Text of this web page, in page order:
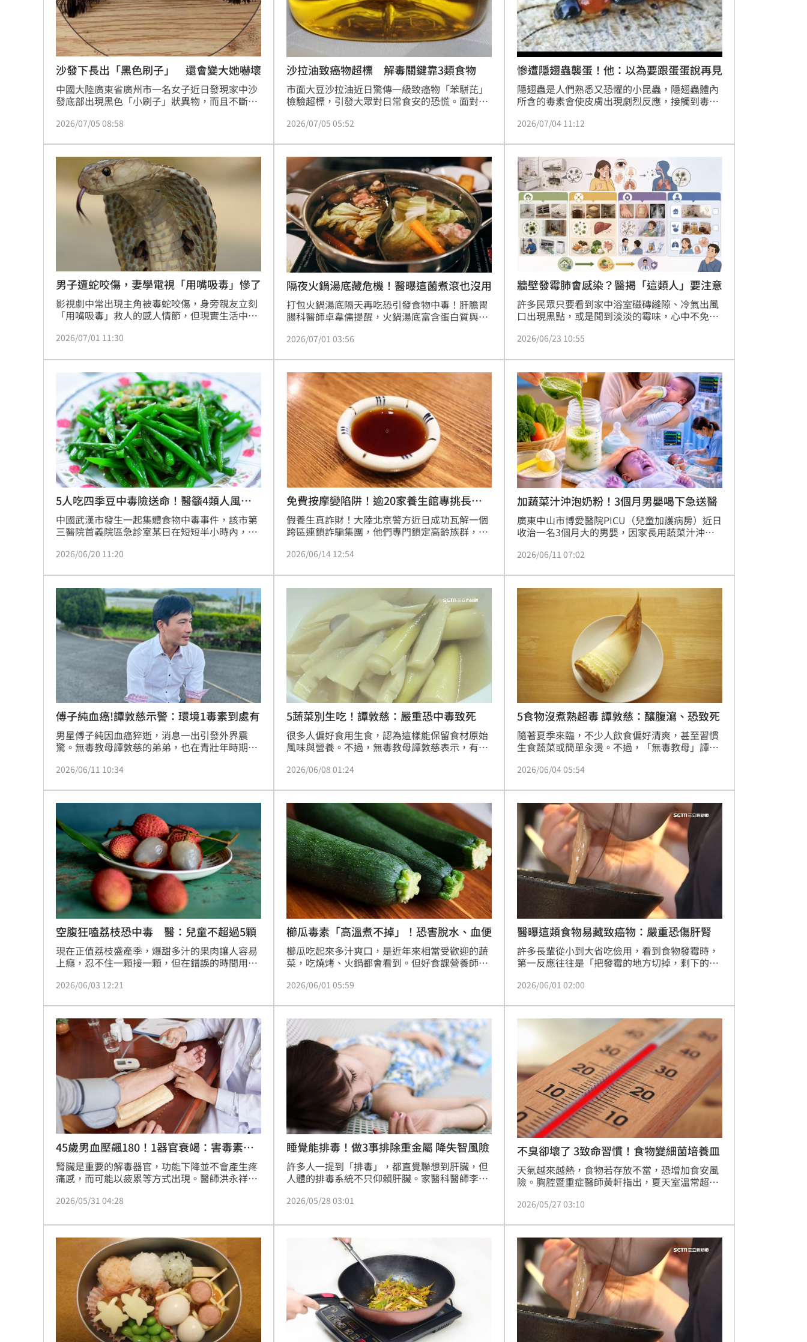
沙發下長出「黑色刷子」 還會變大她嚇壞
中國大陸廣東省廣州市一名女子近日發現家中沙
發底部出現黑色「小刷子」狀異物，而且不斷變
成熟後會噴射孢子，推測沙發內部可能已遭菌體
輩愛用紅木沙發」，認為傳統木質家具較能防潮
防菌。
2026/07/05 08:58
沙拉油致癌物超標 解毒關鍵靠3類食物
市面大豆沙拉油近日驚傳一級致癌物「苯駢芘」
檢驗超標，引發大眾對日常食安的恐慌。面對致
駢芘時，若能在毒素進入細胞核前的關鍵短時間
害物質，達到防禦效果。
2026/07/05 05:52
慘遭隱翅蟲襲蛋！他：以為要跟蛋蛋說再見
隱翅蟲是人們熟悉又恐懼的小昆蟲，隱翅蟲體內
所含的毒素會使皮膚出現劇烈反應，接觸到毒素
瘍。雲林有一名男子近日就經歷了隱私部位慘遭
2026/07/04 11:12
男子遭蛇咬傷，妻學電視「用嘴吸毒」慘了
影視劇中常出現主角被毒蛇咬傷，身旁親友立刻
「用嘴吸毒」救人的感人情節，但現實生活中千
命意外，一名老農在田間耕作時意外遭到致命毒
想到電視情節企圖吸出毒液。這場美麗的誤會，
最後演變成**雲南男子被眼鏡蛇咬傷 妻學電視用
嘴吮毒也送醫**的集體中毒驚魂記，差點讓恩愛
夫妻雙雙送命。（記者唐家興）
2026/07/01 11:30
隔夜火鍋湯底藏危機！醫曝這菌煮滾也沒用
打包火鍋湯底隔天再吃恐引發食物中毒！肝膽胃
腸科醫師卓韋儒提醒，火鍋湯底富含蛋白質與澱
毒素極耐高溫，即便加熱至100度超過2小時也難
保存湯底應把握三大原則：烹煮後2小時內冷
藏、使用淺盒分裝降溫、避免反覆加熱並於2天
內食用完畢。尤其是幼童與長者等高風險族群更
應謹慎，切勿因省錢而賠上全家人的健康。
2026/07/01 03:56
牆壁發霉肺會感染？醫揭「這類人」要注意
許多民眾只要看到家中浴室磁磚縫隙、冷氣出風
口出現黑點，或是聞到淡淡的霉味，心中不免一
也被黴菌感染了」的焦慮。對此，瀚仕整合功能
除非是化療中、器官移植後等免疫力極度低下的
族群，否則環境中的黴菌要演變成嚴重的「侵襲
性感染」並非常見。
2026/06/23 10:55
5人吃四季豆中毒險送命！醫籲4類人風險
高
中國武漢市發生一起集體食物中毒事件，該市第
三醫院首義院區急診室某日在短短半小時內，接
心、頻繁嘔吐及劇烈腹絞痛等不適。醫師詢問，
師提醒，長輩、幼童、孕婦及腸胃較弱者的耐受
度低，都要特別注意這類未煮熟的食物。
2026/06/20 11:20
免費按摩變陷阱！逾20家養生館專挑長者
騙
假養生真詐財！大陸北京警方近日成功瓦解一個
跨區連鎖詐騙集團，他們專門鎖定高齡族群，該
「免費按摩」加上「溫情攻勢」為誘餌，騙逾百
李姓婦人，短短不到2年內被騙走人民幣70多萬
元（約新台幣310多萬元）的積蓄，甚至在店員
慫恿下典當隨身金手鐲換現。北京警方逮捕主嫌
姜某及其他30多名犯罪嫌疑人，初估受害者超過
百人，總涉案金額
2026/06/14 12:54
加蔬菜汁沖泡奶粉！3個月男嬰喝下急送醫
廣東中山市博愛醫院PICU（兒童加護病房）近日
收治一名3個月大的男嬰，因家長用蔬菜汁沖泡
診為亞硝酸鹽中毒，所幸經2天治療後，已順利
2026/06/11 07:02
傅子純血癌!譚敦慈示警：環境1毒素到處有
男星傅子純因血癌猝逝，消息一出引發外界震
驚。無毒教母譚敦慈的弟弟，也在青壯年時期確
貧血問題，檢查後1個月就發現得了血癌，雖然
漆時，吸入環境毒物所致。
2026/06/11 10:34
5蔬菜別生吃！譚敦慈：嚴重恐中毒致死
很多人偏好食用生食，認為這樣能保留食材原始
風味與營養。不過，無毒教母譚敦慈表示，有
薯、竹筍、四季豆及金針花，這些食物中含有天
嚴重可能還會危及性命。
2026/06/08 01:24
5食物沒煮熟超毒 譚敦慈：釀腹瀉、恐致死
隨著夏季來臨，不少人飲食偏好清爽，甚至習慣
生食蔬菜或簡單汆燙。不過，「無毒教母」譚敦
天然植物毒素，嚴重時甚至會引發中毒反應，包
都不可輕忽。
2026/06/04 05:54
空腹狂嗑荔枝恐中毒 醫：兒童不超過5顆
現在正值荔枝盛產季，爆甜多汁的果肉讓人容易
上癮，忍不住一顆接一顆，但在錯誤的時間用錯
專科醫師鄭堪弘警告，若在空腹時、大量狂吃荔
中毒，導致「急性低血糖症」，尤其好發於兒
童，嚴重時甚至可能引發腦病變、危及性命。
2026/06/03 12:21
櫛瓜毒素「高溫煮不掉」！恐害脫水、血便
櫛瓜吃起來多汁爽口，是近年來相當受歡迎的蔬
菜，吃燒烤、火鍋都會看到。但好食課營養師團
溫烹煮毒性也不會消失，吃起來會苦苦的，不慎
狀。
2026/06/01 05:59
醫曝這類食物易藏致癌物：嚴重恐傷肝腎
許多長輩從小到大省吃儉用，看到食物發霉時，
第一反應往往是「把發霉的地方切掉，剩下的應
醒，黴菌毒素可能早已滲入食物內部，即使外觀
堅果等食物，更容易產生黃麴毒素B1，恐對健康
造成危害。
2026/06/01 02:00
45歲男血壓飆180！1器官衰竭：害毒素累
積
腎臟是重要的解毒器官，功能下降並不會產生疼
痛感，而可能以疲累等方式出現。醫師洪永祥表
壓，但未規律服藥，後來晚上睡覺嚴重胸悶、白
已成高血壓腎病變，腎功能只剩25分！上夜間症
狀都是因腎功能已被高血壓摧毀，導致毒素無法
排除的嚴重腎衰竭警報。
2026/05/31 04:28
睡覺能排毒！做3事排除重金屬 降失智風險
許多人一提到「排毒」，都直覺聯想到肝臟，但
人體的排毒系統不只仰賴肝臟。家醫科醫師李思
過睡眠、流汗、排便，也都是排毒管道，例如睡
險；或經常待在空調辦公室，幾乎不流汗的生活
方式，減少重金屬排出機會。
2026/05/28 03:01
不臭卻壞了 3致命習慣！食物變細菌培養皿
天氣越來越熱，食物若存放不當，恐增加食安風
險。胸腔暨重症醫師黃軒指出，夏天室溫常超過
細菌數量累積到一定濃度，即使食物外觀看似沒
享三大常見「致命誤區」，包括等食物完全放涼
才放入冰箱、冰箱長期塞得過滿等。
2026/05/27 03:10